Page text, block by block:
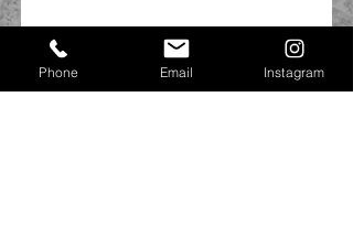
Phone Email Instagram